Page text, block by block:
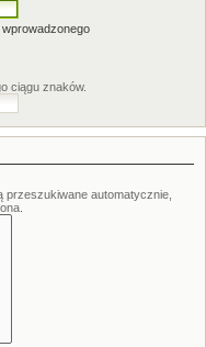
ciągu znaków.
automatycznie,